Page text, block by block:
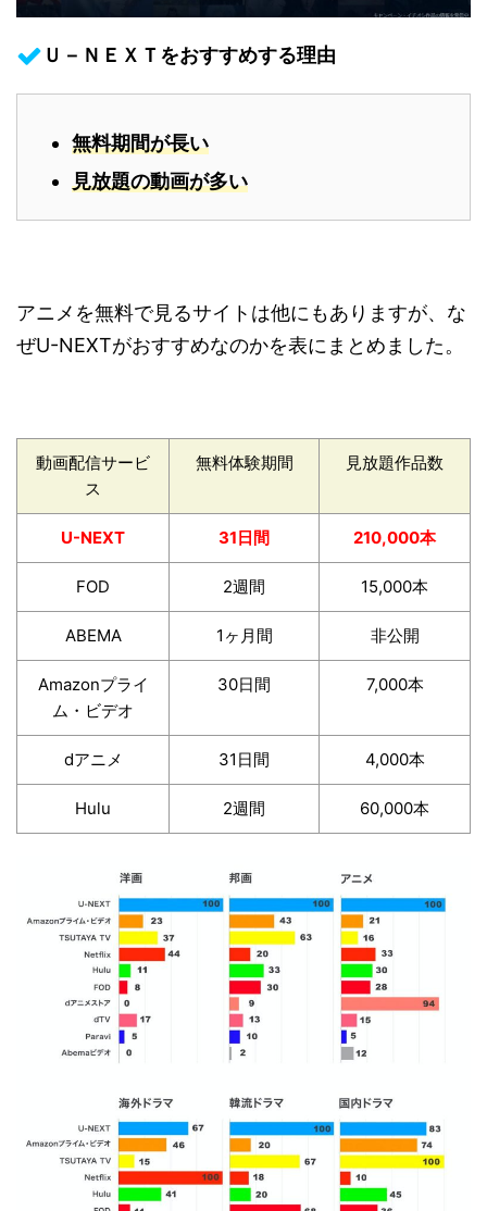
Ｕ－ＮＥＸＴをおすすめする理由
無料期間が長い
見放題の動画が多い
アニメを無料で見るサイトは他にもありますが、な
ぜU-NEXTがおすすめなのかを表にまとめました。
動画配信サービ
ス
無料体験期間 見放題作品数
U-NEXT 31日間 210,000本
FOD 2週間 15,000本
ABEMA 1ヶ月間 非公開
Amazonプライ
ム・ビデオ
30日間 7,000本
dアニメ 31日間 4,000本
Hulu 2週間 60,000本